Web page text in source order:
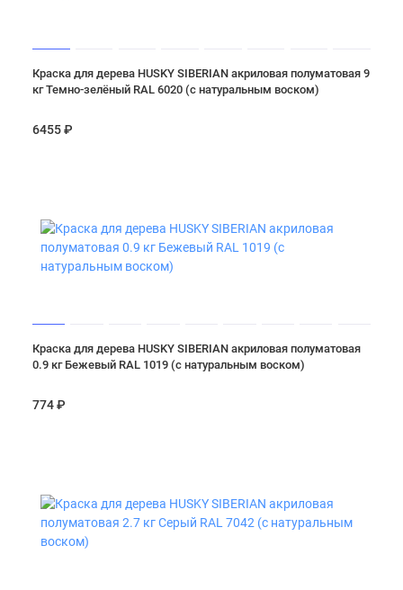
Краска для дерева HUSKY SIBERIAN акриловая полуматовая 9
кг Темно-зелёный RAL 6020 (с натуральным воском)
6455 ₽
Краска для дерева HUSKY SIBERIAN акриловая полуматовая
0.9 кг Бежевый RAL 1019 (с натуральным воском)
774 ₽